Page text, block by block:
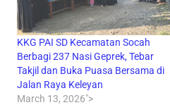
KKG PAI SD Kecamatan Socah
Berbagi 237 Nasi Geprek, Tebar
Takjil dan Buka Puasa Bersama di
Jalan Raya Keleyan
March 13, 2026">